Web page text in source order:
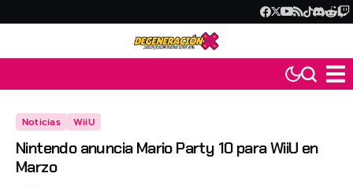
Noticias WiiU
Nintendo anuncia Mario Party 10 para WiiU en
Marzo